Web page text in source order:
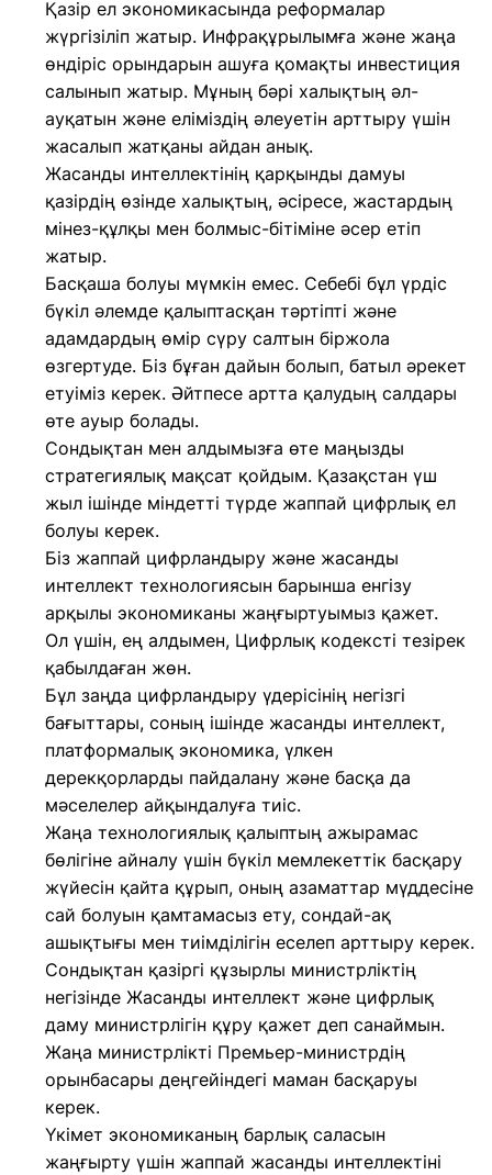
Қазір ел экономикасында реформалар
жүргізіліп жатыр. Инфрақұрылымға және жаңа
өндіріс орындарын ашуға қомақты инвестиция
салынып жатыр. Мұның бәрі халықтың әл-
ауқатын және еліміздің әлеуетін арттыру үшін
жасалып жатқаны айдан анық.
Жасанды интеллектінің қарқынды дамуы
қазірдің өзінде халықтың, әсіресе, жастардың
мінез-құлқы мен болмыс-бітіміне әсер етіп
жатыр.
Басқаша болуы мүмкін емес. Себебі бұл үрдіс
бүкіл әлемде қалыптасқан тәртіпті және
адамдардың өмір сүру салтын біржола
өзгертуде. Біз бұған дайын болып, батыл әрекет
етуіміз керек. Әйтпесе артта қалудың салдары
өте ауыр болады.
Сондықтан мен алдымызға өте маңызды
стратегиялық мақсат қойдым. Қазақстан үш
жыл ішінде міндетті түрде жаппай цифрлық ел
болуы керек.
Біз жаппай цифрландыру және жасанды
интеллект технологиясын барынша енгізу
арқылы экономиканы жаңғыртуымыз қажет.
Ол үшін, ең алдымен, Цифрлық кодексті тезірек
қабылдаған жөн.
Бұл заңда цифрландыру үдерісінің негізгі
бағыттары, соның ішінде жасанды интеллект,
платформалық экономика, үлкен
дерекқорларды пайдалану және басқа да
мәселелер айқындалуға тиіс.
Жаңа технологиялық қалыптың ажырамас
бөлігіне айналу үшін бүкіл мемлекеттік басқару
жүйесін қайта құрып, оның азаматтар мүддесіне
сай болуын қамтамасыз ету, сондай-ақ
ашықтығы мен тиімділігін еселеп арттыру керек.
Сондықтан қазіргі құзырлы министрліктің
негізінде Жасанды интеллект және цифрлық
даму министрлігін құру қажет деп санаймын.
Жаңа министрлікті Премьер-министрдің
орынбасары деңгейіндегі маман басқаруы
керек.
Үкімет экономиканың барлық саласын
жаңғырту үшін жаппай жасанды интеллектіні